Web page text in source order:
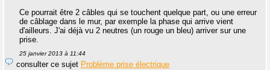
Ce pourrait être 2 câbles qui se touchent quelque part, ou une erreur
de câblage dans le mur, par exemple la phase qui arrive vient
d'ailleurs. J'ai déjà vu 2 neutres (un rouge un bleu) arriver sur une
prise.
25 janvier 2013 à 11:44
consulter ce sujet Problème prise électrique